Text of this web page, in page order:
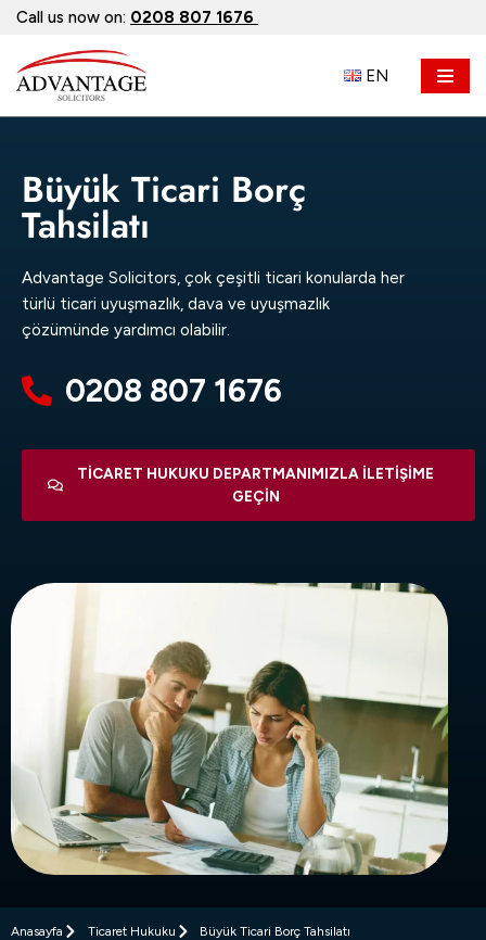
İçeriğe
geç
Call us now on: 0208 807 1676
EN
Büyük Ticari Borç
Tahsilatı
Advantage Solicitors, çok çeşitli ticari konularda her
türlü ticari uyuşmazlık, dava ve uyuşmazlık
çözümünde yardımcı olabilir.
0208 807 1676
TİCARET HUKUKU DEPARTMANIMIZLA ILETIŞIME
GEÇIN
Anasayfa Ticaret Hukuku Büyük Ticari Borç Tahsilatı